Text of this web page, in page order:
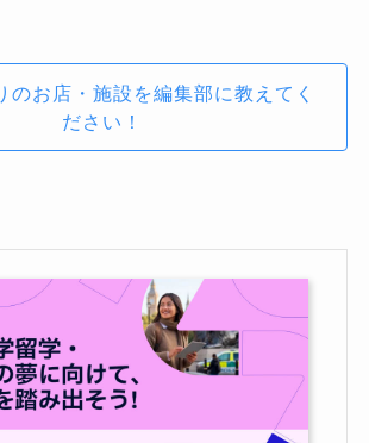
のお店・施設を編集部に教えてく
ださい！